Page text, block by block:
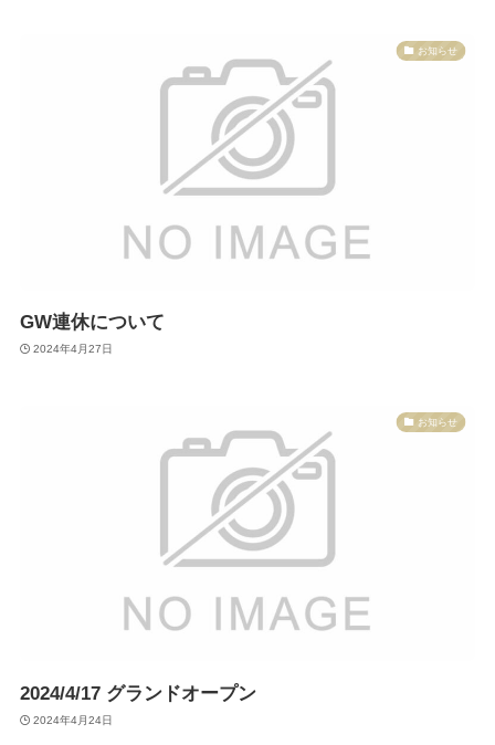
お知らせ
GW連休について
2024年4月27日
お知らせ
2024/4/17 グランドオープン
2024年4月24日